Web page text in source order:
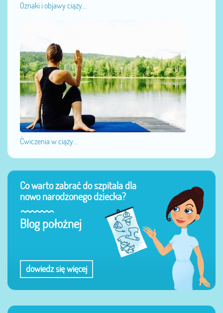
Oznaki i objawy ciąży...
Ćwiczenia w ciąży...
Co warto zabrać do szpitala dla
nowo narodzonego dziecka?
Blog położnej
dowiedz się więcej